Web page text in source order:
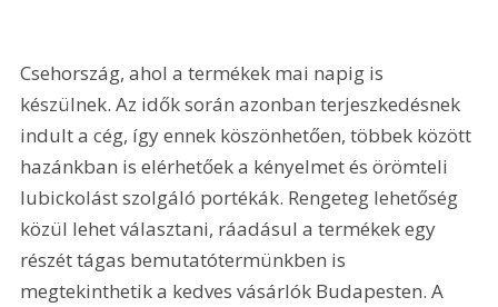
Csehország, ahol a termékek mai napig is
készülnek. Az idők során azonban terjeszkedésnek
indult a cég, így ennek köszönhetően, többek között
hazánkban is elérhetőek a kényelmet és örömteli
lubickolást szolgáló portékák. Rengeteg lehetőség
közül lehet választani, ráadásul a termékek egy
részét tágas bemutatótermünkben is
megtekinthetik a kedves vásárlók Budapesten. A